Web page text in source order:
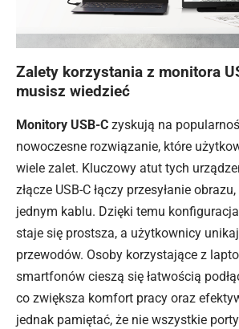
Zalety korzystania z monitora
musisz wiedzieć
Monitory USB-C zyskują na
nowoczesne rozwiązanie, które
wiele zalet. Kluczowy atut tych
złącze USB-C łączy przesyłanie
jednym kablu. Dzięki temu
staje się prostsza, a użytkownicy
przewodów. Osoby korzystające z
smartfonów cieszą się łatwością
co zwiększa komfort pracy oraz
jednak pamiętać, że nie wszystkie porty